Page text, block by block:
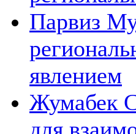
Парвиз
явлением
Жумабек